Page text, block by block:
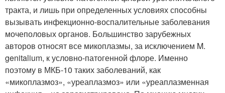
тракта, и лишь при определенных условиях способны
вызывать инфекционно-воспалительные заболевания
мочеполовых органов. Большинство зарубежных
авторов относят все микоплазмы, за исключением M.
genitalium, к условно-патогенной флоре. Именно
поэтому в МКБ-10 таких заболеваний, как
«микоплазмоз», «уреаплазмоз» или «уреаплазменная